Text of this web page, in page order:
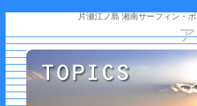
片瀬江ノ島 湘南サーフィン・